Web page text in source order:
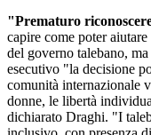
"Prematuro
capire come poter
del governo talebano,
esecutivo "la decisione
comunità internazionale
donne, le libertà
dichiarato Draghi. "I